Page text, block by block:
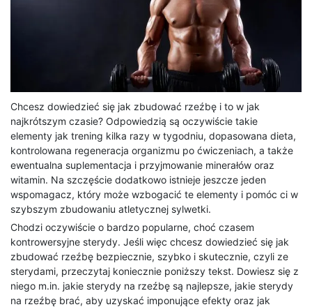
Chcesz dowiedzieć się jak zbudować rzeźbę i to w jak
najkrótszym czasie? Odpowiedzią są oczywiście takie
elementy jak trening kilka razy w tygodniu, dopasowana dieta,
kontrolowana regeneracja organizmu po ćwiczeniach, a także
ewentualna suplementacja i przyjmowanie minerałów oraz
witamin. Na szczęście dodatkowo istnieje jeszcze jeden
wspomagacz, który może wzbogacić te elementy i pomóc ci w
szybszym zbudowaniu atletycznej sylwetki.
Chodzi oczywiście o bardzo popularne, choć czasem
kontrowersyjne sterydy. Jeśli więc chcesz dowiedzieć się jak
zbudować rzeźbę bezpiecznie, szybko i skutecznie, czyli ze
sterydami, przeczytaj koniecznie poniższy tekst. Dowiesz się z
niego m.in. jakie sterydy na rzeźbę są najlepsze, jakie sterydy
na rzeźbę brać, aby uzyskać imponujące efekty oraz jak